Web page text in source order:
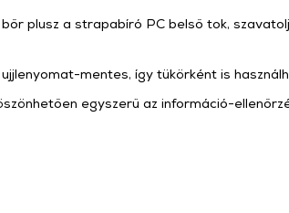
plusz a strapabíró PC belső tok,
mentes, így tükörként is
egyszerű az információ-